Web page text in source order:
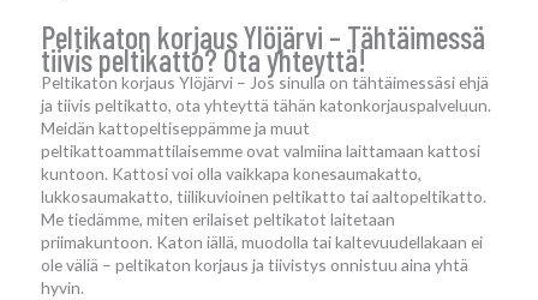
Peltikaton korjaus Ylöjärvi – Tähtäimessä
tiivis peltikatto? Ota yhteyttä!
Peltikaton korjaus Ylöjärvi – Jos sinulla on tähtäimessäsi ehjä
ja tiivis peltikatto, ota yhteyttä tähän katonkorjauspalveluun.
Meidän kattopeltiseppämme ja muut
peltikattoammattilaisemme ovat valmiina laittamaan kattosi
kuntoon. Kattosi voi olla vaikkapa konesaumakatto,
lukkosaumakatto, tiilikuvioinen peltikatto tai aaltopeltikatto.
Me tiedämme, miten erilaiset peltikatot laitetaan
priimakuntoon. Katon iällä, muodolla tai kaltevuudellakaan ei
ole väliä – peltikaton korjaus ja tiivistys onnistuu aina yhtä
hyvin.